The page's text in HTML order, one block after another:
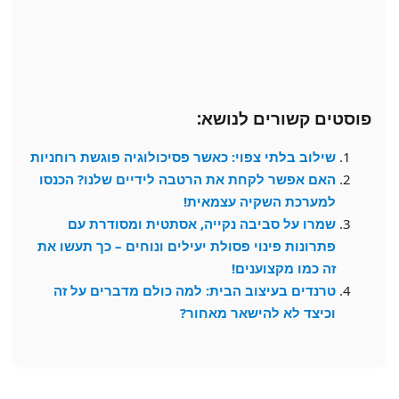
פוסטים קשורים לנושא:
שילוב בלתי צפוי: כאשר פסיכולוגיה פוגשת רוחניות
האם אפשר לקחת את הרטבה לידיים שלנו? הכנסו
למערכת השקיה עצמאית!
שמרו על סביבה נקייה, אסתטית ומסודרת עם
פתרונות פינוי פסולת יעילים ונוחים – כך תעשו את
זה כמו מקצוענים!
טרנדים בעיצוב הבית: למה כולם מדברים על זה
וכיצד לא להישאר מאחור?